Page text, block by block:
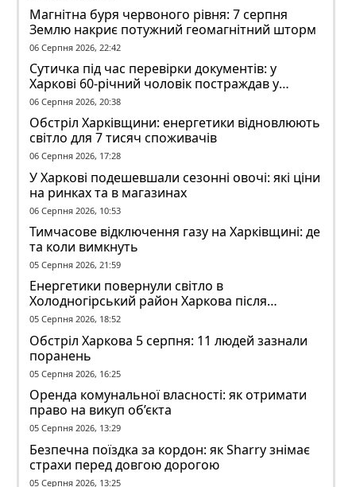
Магнітна буря червоного рівня: 7 серпня
Землю накриє потужний геомагнітний шторм
06 Серпня 2026, 22:42
Сутичка під час перевірки документів: у
Харкові 60-річний чоловік постраждав у
конфлікті з ТЦК
06 Серпня 2026, 20:38
Обстріл Харківщини: енергетики відновлюють
світло для 7 тисяч споживачів
06 Серпня 2026, 17:28
У Харкові подешевшали сезонні овочі: які ціни
на ринках та в магазинах
06 Серпня 2026, 10:53
Тимчасове відключення газу на Харківщині: де
та коли вимкнуть
05 Серпня 2026, 21:59
Енергетики повернули світло в
Холодногірський район Харкова після
ворожого обстрілу
05 Серпня 2026, 18:52
Обстріл Харкова 5 серпня: 11 людей зазнали
поранень
05 Серпня 2026, 16:25
Оренда комунальної власності: як отримати
право на викуп об’єкта
05 Серпня 2026, 13:29
Безпечна поїздка за кордон: як Sharry знімає
страхи перед довгою дорогою
05 Серпня 2026, 13:25